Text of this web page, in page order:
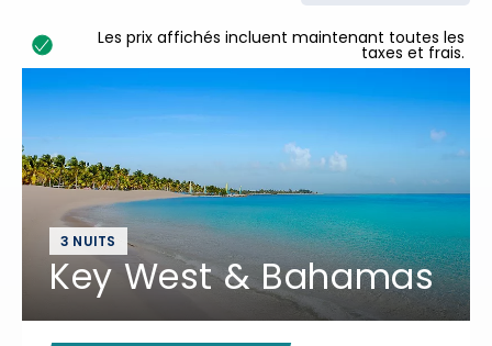
Les prix affichés incluent maintenant toutes les
taxes et frais.
3 NUITS
Key West & Bahamas